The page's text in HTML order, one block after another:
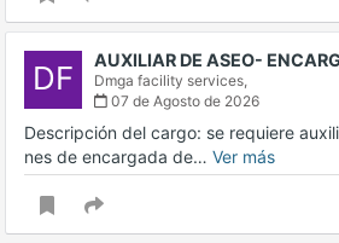
DF AUXILIAR DE ASEO-
Dmga facility services,
07 de Agosto de 2026
Descripción del cargo: se requiere
nes de encargada de… Ver más